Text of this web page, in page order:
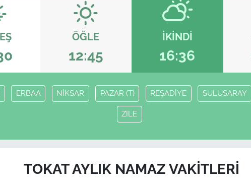
ÖĞLE
12:45
İKINDI
16:36
ERBAA NİKSAR PAZAR (T) REŞADİYE SULUSARAY
ZİLE
TOKAT AYLIK NAMAZ VAKITLERI